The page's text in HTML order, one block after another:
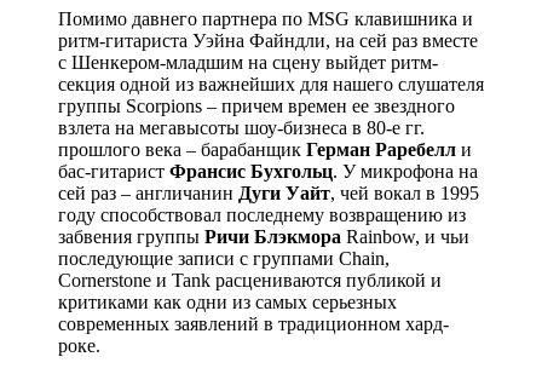
Помимо давнего партнера по MSG клавишника и
ритм-гитариста Уэйна Файндли, на сей раз вместе
с Шенкером-младшим на сцену выйдет ритм-
секция одной из важнейших для нашего слушателя
группы Scorpions – причем времен ее звездного
взлета на мегавысоты шоу-бизнеса в 80-е гг.
прошлого века – барабанщик Герман Раребелл и
бас-гитарист Франсис Бухгольц. У микрофона на
сей раз – англичанин Дуги Уайт, чей вокал в 1995
году способствовал последнему возвращению из
забвения группы Ричи Блэкмора Rainbow, и чьи
последующие записи с группами Chain,
Cornerstone и Tank расцениваются публикой и
критиками как одни из самых серьезных
современных заявлений в традиционном хард-
роке.